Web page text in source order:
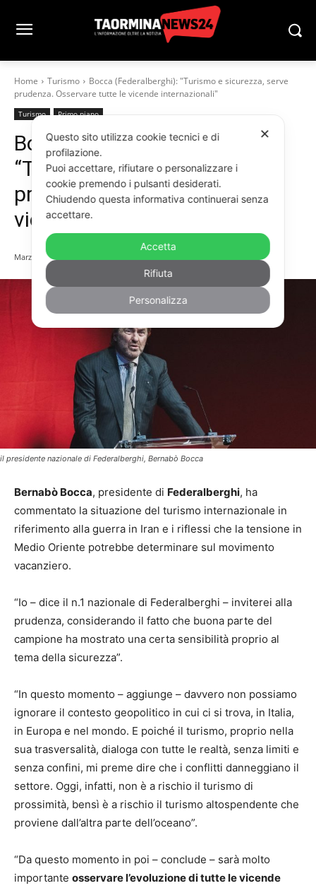
Home Turismo
Bocca (Federalberghi): "Turismo e sicurezza, serve
prudenza. Osservare tutte le vicende internazionali"
Turismo Primo piano
Bocca (Federalberghi):
“Turismo e sicurezza, serve
prudenza. Osservare tutte le
vicende internazionali”
Marzo 28, 2026
il presidente nazionale di Federalberghi, Bernabò Bocca
Bernabò Bocca, presidente di Federalberghi, ha
commentato la situazione del turismo internazionale in
riferimento alla guerra in Iran e i riflessi che la tensione in
Medio Oriente potrebbe determinare sul movimento
vacanziero.
“Io – dice il n.1 nazionale di Federalberghi – inviterei alla
prudenza, considerando il fatto che buona parte del
campione ha mostrato una certa sensibilità proprio al
tema della sicurezza”.
“In questo momento – aggiunge – davvero non possiamo
ignorare il contesto geopolitico in cui ci si trova, in Italia,
in Europa e nel mondo. E poiché il turismo, proprio nella
sua trasversalità, dialoga con tutte le realtà, senza limiti e
senza confini, mi preme dire che i conflitti danneggiano il
settore. Oggi, infatti, non è a rischio il turismo di
prossimità, bensì è a rischio il turismo altospendente che
proviene dall’altra parte dell’oceano”.
“Da questo momento in poi – conclude – sarà molto
importante osservare l’evoluzione di tutte le vicende
✕
Questo sito utilizza cookie tecnici e di
profilazione.
Puoi accettare, rifiutare o personalizzare i
cookie premendo i pulsanti desiderati.
Chiudendo questa informativa continuerai senza
accettare.
Accetta
Rifiuta
Personalizza